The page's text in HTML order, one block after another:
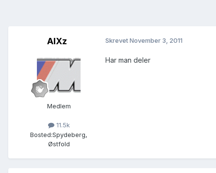
AlXz
Medlem
11.5k
Bosted:Spydeberg,
Østfold
SkrevetNovember 3, 2011
Har man deler